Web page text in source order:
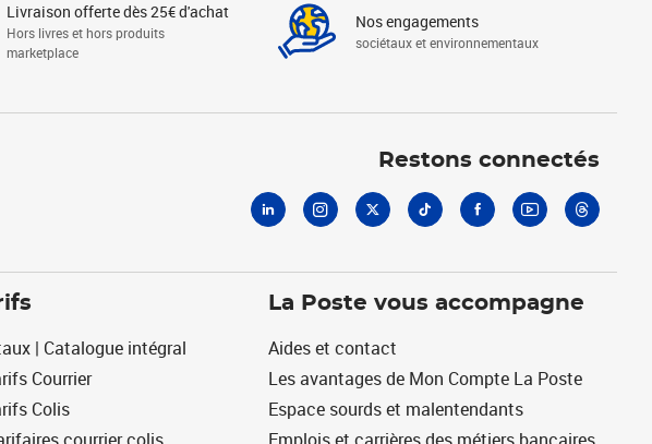
Livraison offerte dès 25€ d'achat
Hors livres et hors produits
marketplace
Nos engagements
sociétaux et environnementaux
Restons connectés
| Catalogue intégral
Courrier
Colis
La Poste vous accompagne
Aides et contact
Les avantages de Mon Compte La Poste
Espace sourds et malentendants